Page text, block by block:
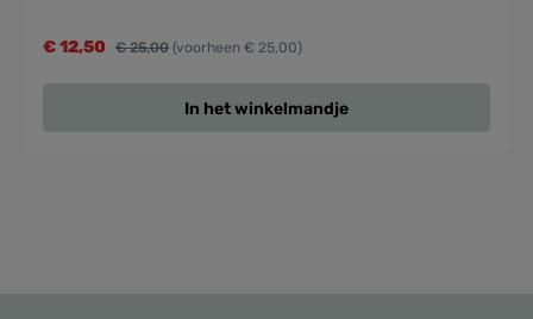
€ 12,50 € 25,00 (voorheen € 25,00)
In het winkelmandje